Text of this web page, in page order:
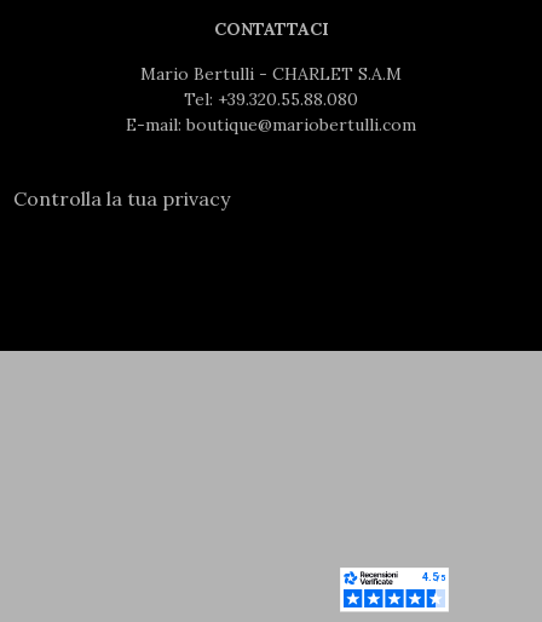
CONTATTACI
Mario Bertulli - CHARLET S.A.M
Tel: +39.320.55.88.080
E-mail: boutique@mariobertulli.com
Controlla la tua privacy